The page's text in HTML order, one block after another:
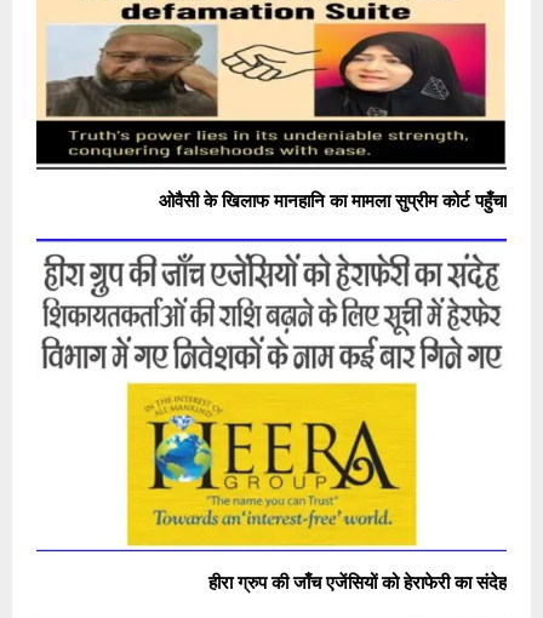
ओवैसी के खिलाफ मानहानि का मामला सुप्रीम कोर्ट पहुँचा
हीरा ग्रुप की जाँच एजेंसियों को हेराफेरी का संदेह